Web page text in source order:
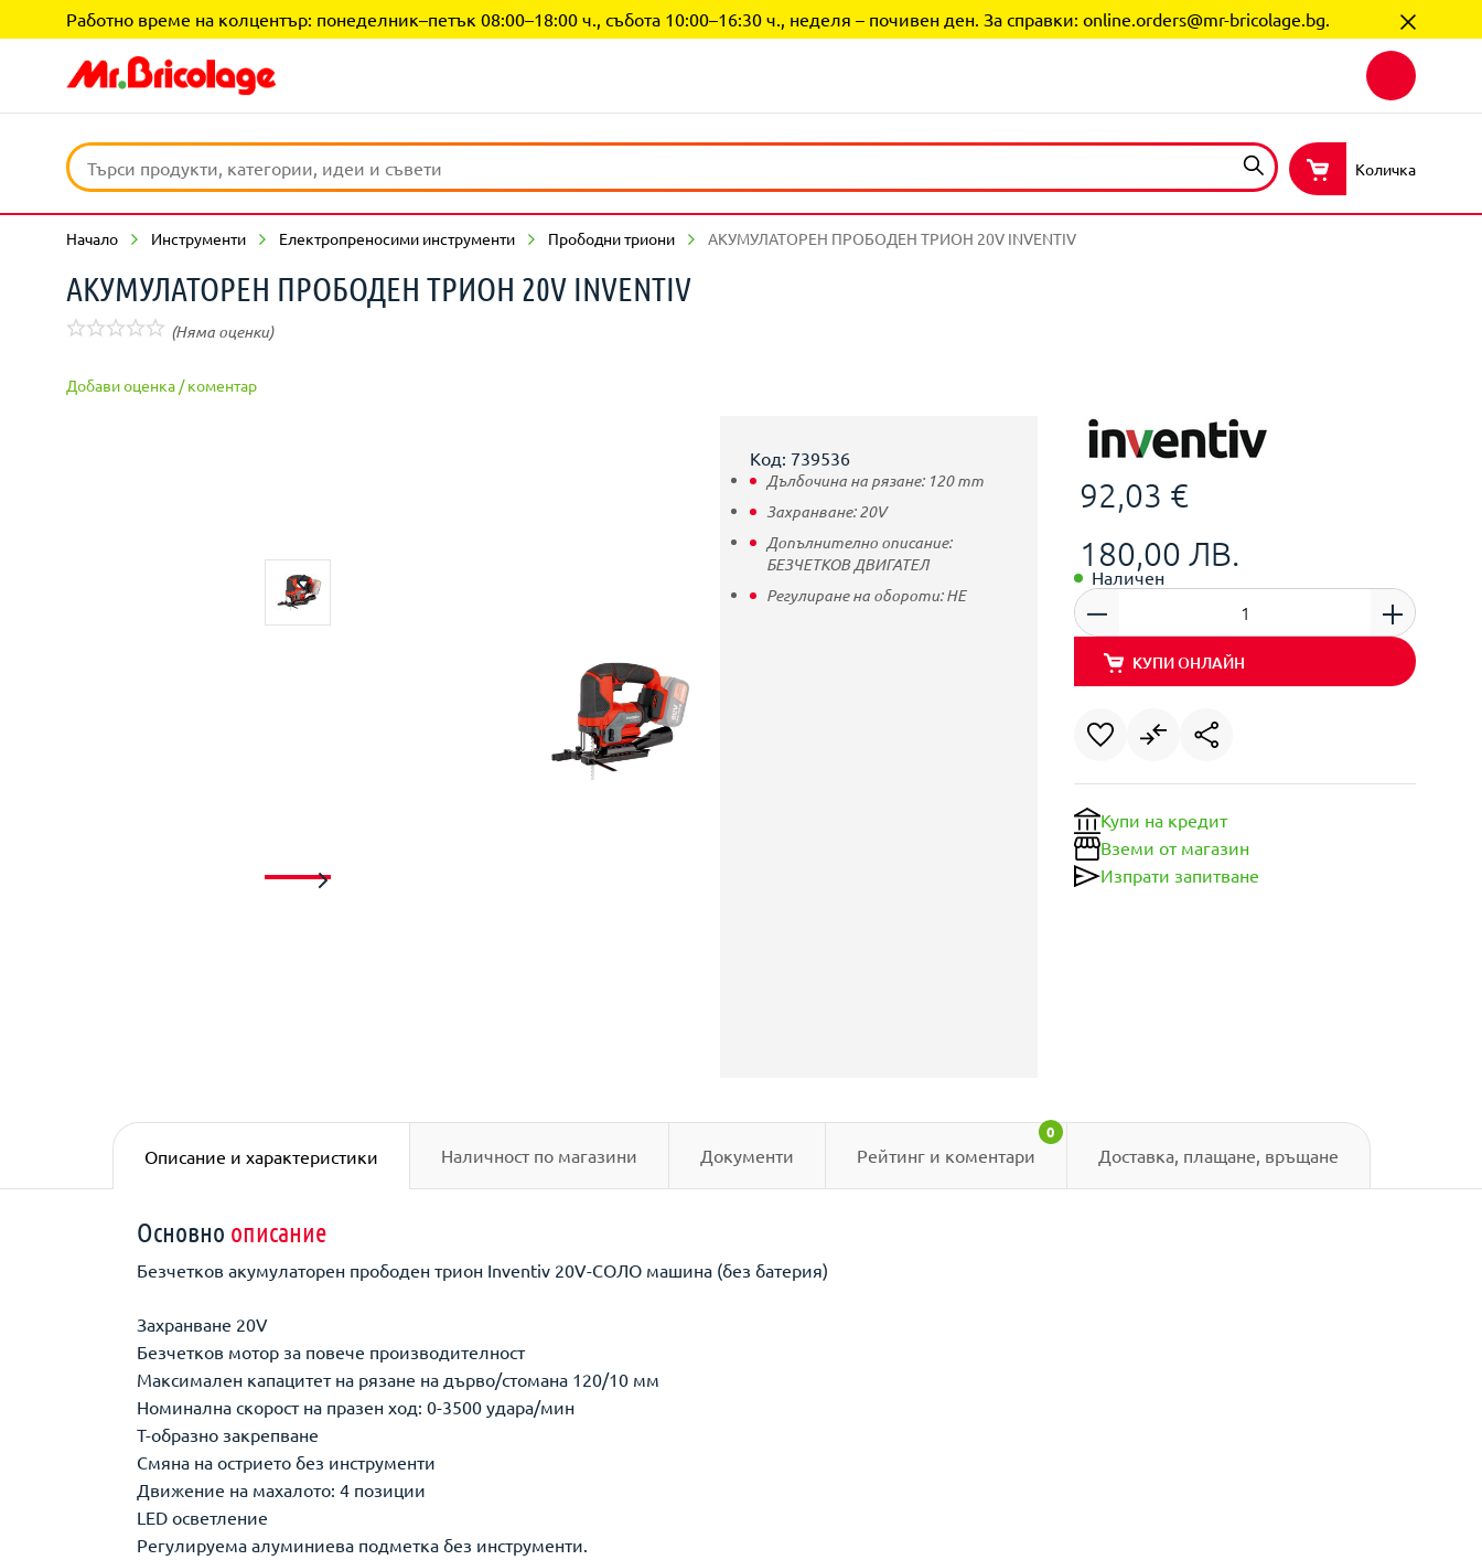
Работно време на колцентър: понеделник–петък 08:00–18:00 ч., събота 10:00–16:30 ч., неделя – почивен ден. За справки: online.orders@mr-bricolage.bg.
Количка
Начало Инструменти Електропреносими инструменти Прободни триони АКУМУЛАТОРЕН ПРОБОДЕН ТРИОН 20V INVENTIV
АКУМУЛАТОРЕН ПРОБОДЕН ТРИОН 20V INVENTIV
(Няма оценки)
Добави оценка / коментар
92,03 €
180,00 ЛВ.
Наличен
КУПИ ОНЛАЙН
Купи на кредит
Вземи от магазин
Изпрати запитване
Код: 739536
Дълбочина на рязане: 120mm
Захранване:20V
Допълнително описание:
БЕЗЧЕТКОВ ДВИГАТЕЛ
Регулиране на обороти:НЕ
Описание и характеристики Наличност по магазини Документи Рейтинг и коментари
0
Доставка, плащане, връщане
Основно описание
Безчетков акумулаторен прободен трион Inventiv 20V-СОЛО машина (без батерия)
Захранване 20V
Безчетков мотор за повече производителност
Максимален капацитет на рязане на дърво/стомана 120/10 мм
Номинална скорост на празен ход: 0-3500 удара/мин
T-образно закрепване
Смяна на острието без инструменти
Движение на махалото: 4 позиции
LED осветление
Регулируема алуминиева подметка без инструменти.